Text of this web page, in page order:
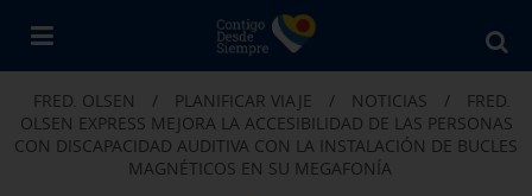
FRED. OLSEN / PLANIFICAR VIAJE / NOTICIAS /
FRED.
OLSEN EXPRESS MEJORA LA ACCESIBILIDAD DE LAS PERSONAS
CON DISCAPACIDAD AUDITIVA CON LA INSTALACIÓN DE BUCLES
MAGNÉTICOS EN SU MEGAFONÍA